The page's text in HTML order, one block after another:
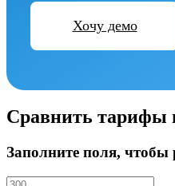
Хочу демо
Сравнить тарифы
Заполните поля, чтобы